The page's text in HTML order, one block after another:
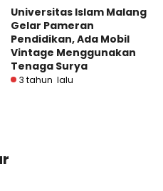
Universitas Islam Malang
Gelar Pameran
Pendidikan, Ada Mobil
Vintage Menggunakan
Tenaga Surya
3 tahun lalu